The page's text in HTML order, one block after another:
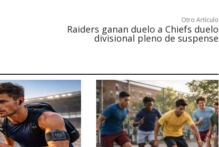
Otro Artículo
Raiders ganan duelo a Chiefs duelo
divisional pleno de suspense